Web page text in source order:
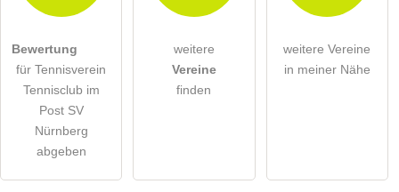
Bewertung
für Tennisverein
Tennisclub im
Post SV
Nürnberg
abgeben
weitere
Vereine
finden
weitere Vereine
in meiner Nähe